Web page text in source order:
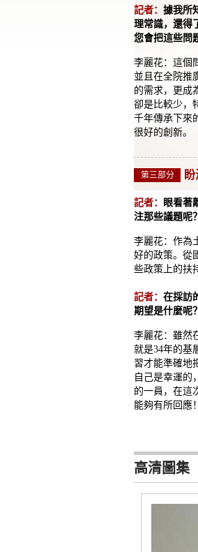
記者： 據我所
理常識，還得
您會把這些問
李麗花：這個
並且在全院推
的需求，更成
卻是比較少，
千年傳承下來
很好的創新。
第三部分
記者：
眼看著
注那些議題呢？
李麗花：作為
好的政策。從
些政策上的扶
記者： 在採訪
期望是什麼呢？
李麗花：雖然
就是34年的基
習才能準確地
自己是幸運的
的一員，在這
能夠有所回應！
高清圖集